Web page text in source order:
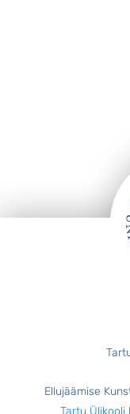
Ellujäämise
Tartu Ülikooli